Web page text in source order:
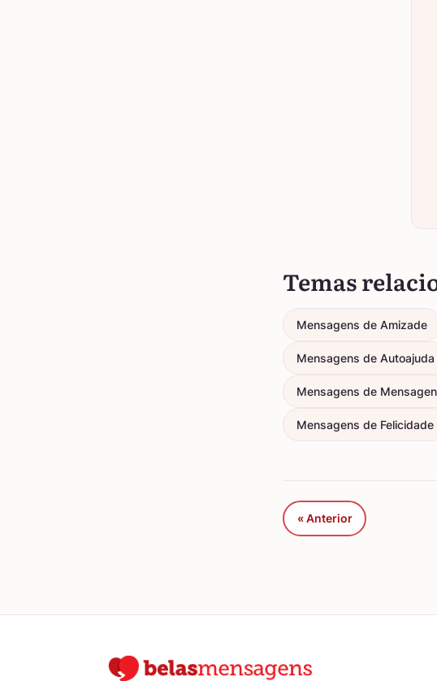
Temas
Mensagens de Amizade
Mensagens de Autoajuda
Mensagens de
Mensagens de Felicidade
« Anterior